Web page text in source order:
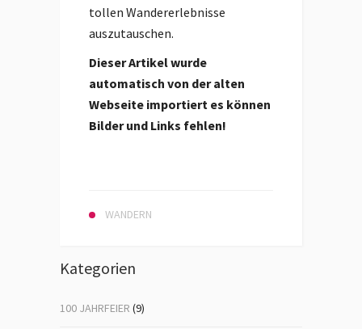
tollen Wandererlebnisse
auszutauschen.
Dieser Artikel wurde
automatisch von der alten
Webseite importiert es können
Bilder und Links fehlen!
WANDERN
Kategorien
100 JAHRFEIER (9)